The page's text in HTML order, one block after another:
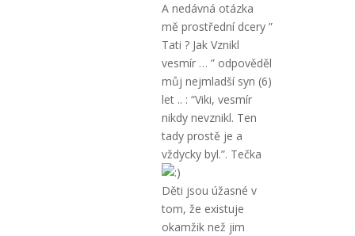
A nedávná otázka
mě prostřední dcery ”
Tati ? Jak Vznikl
vesmír … ” odpověděl
můj nejmladší syn (6)
let .. : “Viki, vesmír
nikdy nevznikl. Ten
tady prostě je a
vždycky byl.”. Tečka
Děti jsou úžasné v
tom, že existuje
okamžik než jim